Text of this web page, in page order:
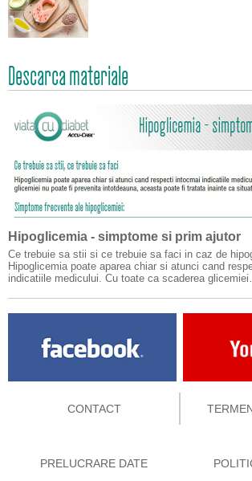
Descarca materiale
Hipoglicemia - simptome si prim ajutor
Ce trebuie sa stii si ce trebuie sa faci in caz de
Hipoglicemia poate aparea chiar si atunci cand
indicatiile medicului. Cu toate ca scaderea
CONTACT
PRELUCRARE DATE